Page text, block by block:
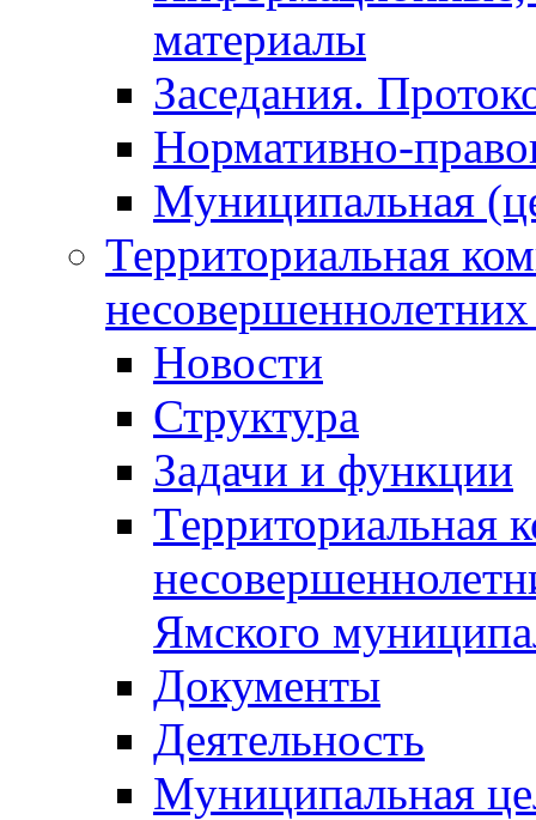
материалы
Заседания.
Нормативно-
Муниципальная
Территориальная
Новости
Структура
Задачи и функции
Территориальная
Ямского
Документы
Деятельность
Муниципальная